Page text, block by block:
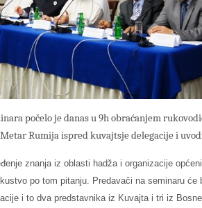
počelo je danas u 9h obraćanjem
Rumija ispred kuvajtsje delegacije i
znanja iz oblasti hadža i organizacije
po tom pitanju. Predavači na seminaru će
i to dva predstavnika iz Kuvajta i tri iz